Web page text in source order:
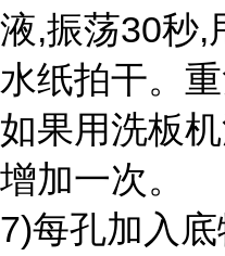
液,振荡30秒,
水纸拍干。重
如果用洗板
增加一次。
7)每孔加入